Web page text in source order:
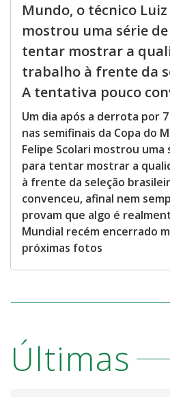
Mundo, o técnico
mostrou uma série
tentar mostrar a
trabalho à frente da
A tentativa pouco
Um dia após a derrota por
nas semifinais da Copa do
Felipe Scolari mostrou
para tentar mostrar a
à frente da seleção
convenceu, afinal nem
provam que algo é
Mundial recém encerrado
próximas fotos
Últimas